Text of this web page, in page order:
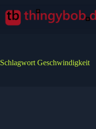
Inhalt
springen
Schlagwort Geschwindigkeit